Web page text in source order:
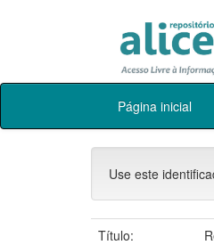
Skip
Página inicial
Use este
Título: